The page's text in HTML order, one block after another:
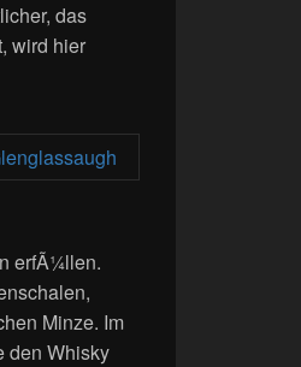
das
wird hier
erfÃ¼llen.
Minze. Im
den Whisky